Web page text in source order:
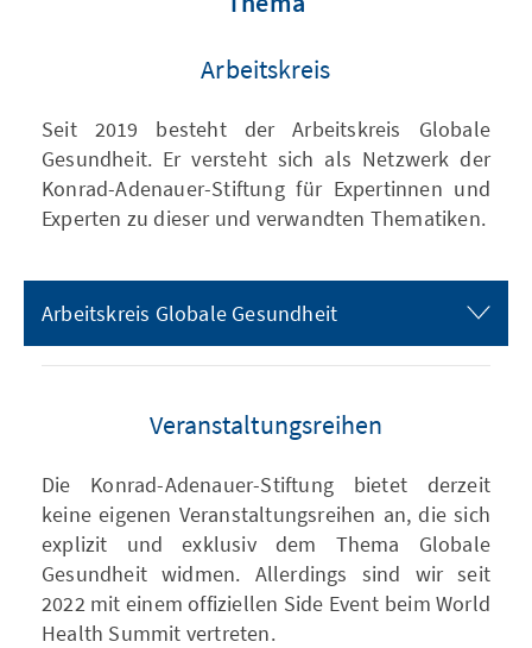
Arbeitskreis
Seit 2019 besteht der Arbeitskreis Globale
Gesundheit. Er versteht sich als Netzwerk der
Konrad-Adenauer-Stiftung für Expertinnen und
Experten zu dieser und verwandten Thematiken.
Arbeitskreis Globale Gesundheit
Veranstaltungsreihen
Die Konrad-Adenauer-Stiftung bietet derzeit
keine eigenen Veranstaltungsreihen an, die sich
explizit und exklusiv dem Thema Globale
Gesundheit widmen. Allerdings sind wir seit
2022 mit einem offiziellen Side Event beim World
Health Summit vertreten.